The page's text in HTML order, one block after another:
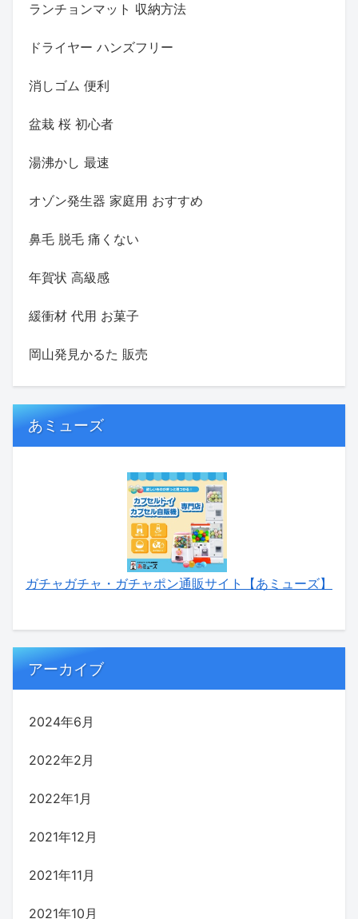
ランチョンマット 収納方法
ドライヤー ハンズフリー
消しゴム 便利
盆栽 桜 初心者
湯沸かし 最速
オゾン発生器 家庭用 おすすめ
鼻毛 脱毛 痛くない
年賀状 高級感
緩衝材 代用 お菓子
岡山発見かるた 販売
あミューズ
ガチャガチャ・ガチャポン通販サイト【あミューズ】
アーカイブ
2024年6月
2022年2月
2022年1月
2021年12月
2021年11月
2021年10月